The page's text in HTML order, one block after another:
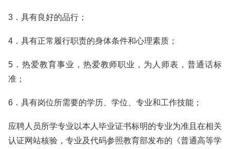
3．具有良好的品行；
4．具有正常履行职责的身体条件和心理素质；
5．热爱教育事业，热爱教师职业，为人师表，普通话标
准；
6．具有岗位所需要的学历、学位、专业和工作技能；
应聘人员所学专业以本人毕业证书标明的专业为准且在相关
认证网站核验，专业及代码参照教育部发布的《普通高等学